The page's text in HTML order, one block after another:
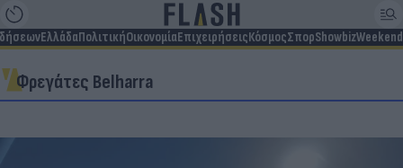
ΕλλάδαΠολιτικήΟικονομίαΕπιχειρήσειςΚόσμοςΣπορShowbizWeekend
Φρεγάτες Belharra